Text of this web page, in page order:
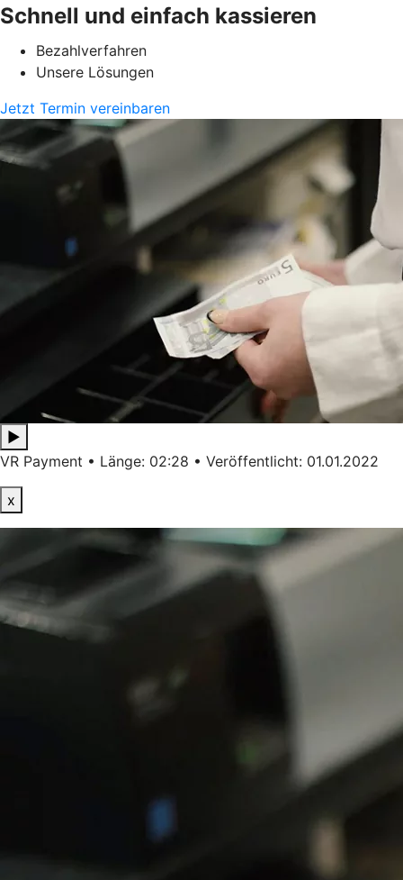
Schnell und einfach kassieren
Bezahlverfahren
Unsere Lösungen
Jetzt Termin vereinbaren
▶
VR Payment • Länge: 02:28 • Veröffentlicht: 01.01.2022
x